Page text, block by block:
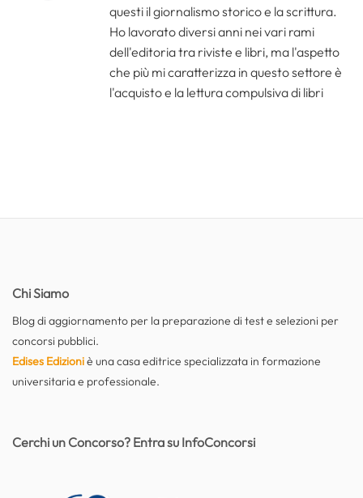
questi il giornalismo storico e la scrittura.
Ho lavorato diversi anni nei vari rami
dell'editoria tra riviste e libri, ma l'aspetto
che più mi caratterizza in questo settore è
l'acquisto e la lettura compulsiva di libri
Chi Siamo
Blog di aggiornamento per la preparazione di test e selezioni per
concorsi pubblici.
Edises Edizioniè una casa editrice specializzata in formazione
universitaria e professionale.
Cerchi un Concorso? Entra su InfoConcorsi